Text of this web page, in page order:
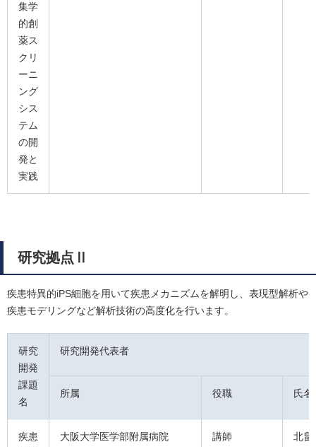
集学
的創
薬ス
クリ
ーニ
ング
シス
テム
の開
発と
実践
研究拠点Ⅱ
疾患特異的iPS細胞を用いて疾患メカニズムを解明し、表現型解析や
疾患モデリングなど解析技術の高度化を行います。
研究
開発
課題
名
研究開発代表者
所属 役職 氏名
疾患
大阪大学医学部附属病院 講師 北